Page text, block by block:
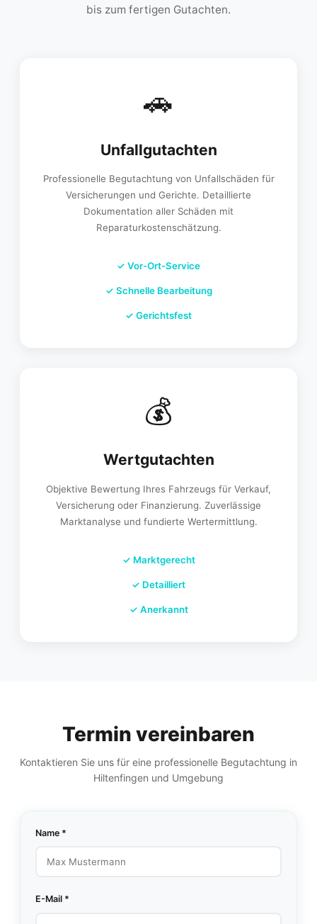
bis zum fertigen Gutachten.
🚗
Unfallgutachten
Professionelle Begutachtung von Unfallschäden für
Versicherungen und Gerichte. Detaillierte
Dokumentation aller Schäden mit
Reparaturkostenschätzung.
✓ Vor-Ort-Service
✓ Schnelle Bearbeitung
✓ Gerichtsfest
💰
Wertgutachten
Objektive Bewertung Ihres Fahrzeugs für Verkauf,
Versicherung oder Finanzierung. Zuverlässige
Marktanalyse und fundierte Wertermittlung.
✓ Marktgerecht
✓ Detailliert
✓ Anerkannt
Termin vereinbaren
Kontaktieren Sie uns für eine professionelle Begutachtung in
Hiltenfingen und Umgebung
Name *
E-Mail *